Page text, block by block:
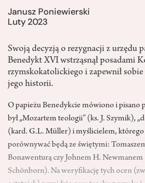
Janusz Poniewierski
Luty 2023
Swoją decyzją o rezygnacji z urzędu
Benedykt XVI wstrząsnął posadami
rzymskokatolickiego i zapewnił sobie
jego historii.
O papieżu Benedykcie mówiono i pisano
był „Mozartem teologii” (ks. J. Szymik),
(kard. G.L. Müller) i myślicielem,
porównywać będą ze świętymi:
Bonawenturą czy Johnem H.
Schönborn). Na weryfikację tych ocen